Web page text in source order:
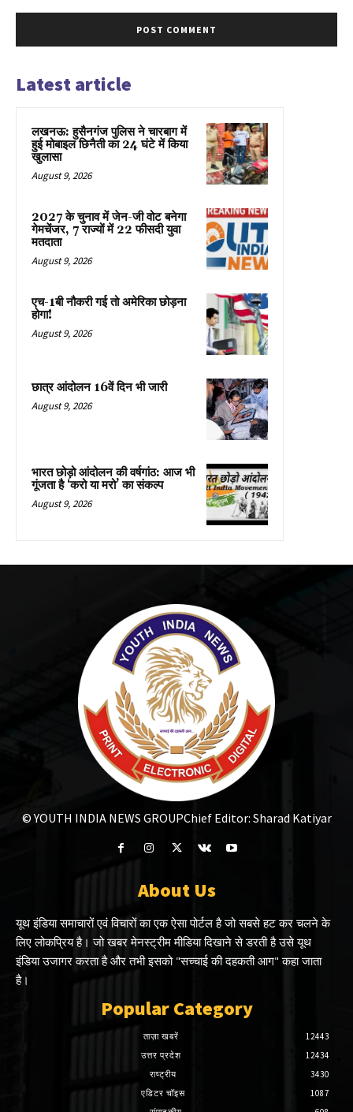
Latest article
लखनऊ: हुसैनगंज पुलिस ने चारबाग में
हुई मोबाइल छिनैती का 24 घंटे में किया
खुलासा
August 9, 2026
2027 के चुनाव में जेन-जी वोट बनेगा
गेमचेंजर, 7 राज्यों में 22 फीसदी युवा
मतदाता
August 9, 2026
एच-1बी नौकरी गई तो अमेरिका छोड़ना
होगा!
August 9, 2026
छात्र आंदोलन 16वें दिन भी जारी
August 9, 2026
भारत छोड़ो आंदोलन की वर्षगांठ: आज भी
गूंजता है ‘करो या मरो’ का संकल्प
August 9, 2026
© YOUTH INDIA NEWS GROUPChief Editor: Sharad Katiyar
About Us
यूथ इंडिया समाचारों एवं विचारों का एक ऐसा पोर्टल है जो सबसे हट कर चलने के
लिए लोकप्रिय है। जो खबर मेनस्ट्रीम मीडिया दिखाने से डरती है उसे यूथ
इंडिया उजागर करता है और तभी इसको "सच्चाई की दहकती आग" कहा जाता
है।
Popular Category
ताज़ा खबरें
12443
उत्तर प्रदेश
12434
राष्ट्रीय
3430
एडिटर चॉइस
1087